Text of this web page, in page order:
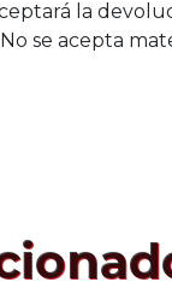
la
No se acepta